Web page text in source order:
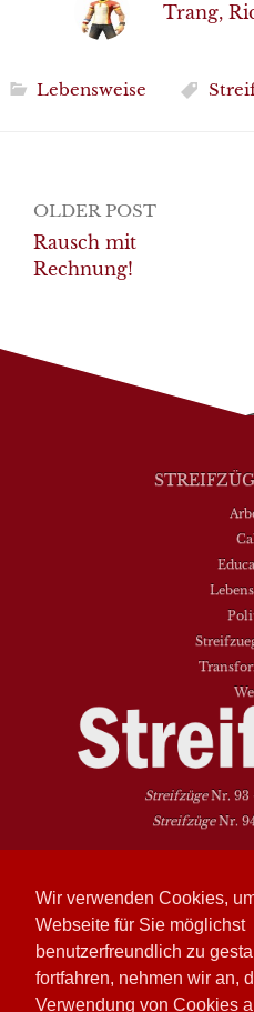
Wir verwenden Cookies,
Webseite für Sie möglichst
benutzerfreundlich zu
fortfahren, nehmen wir an,
Verwendung von Cookies
Trang,
Lebensweise
Post
navigation
OLDER POST
Rausch mit
Rechnung!
StreifzügeNr. 93
StreifzügeNr.
Vielfalt heißt zwischen
Dasein als
Das Elend
Hymne.